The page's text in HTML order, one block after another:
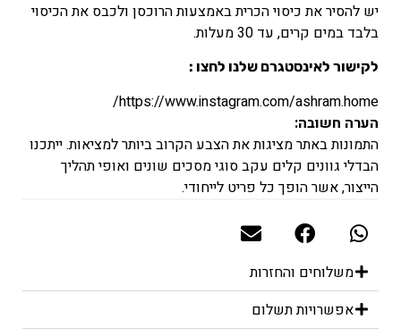
יש להסיר את כיסוי הכרית באמצעות הרוכסן ולכבס את הכיסוי
בלבד במים קרים, עד 30 מעלות.
לקישור לאינסטגרם שלנו לחצו :
https://www.instagram.com/ashram.home/
הערה חשובה:
התמונות באתר מציגות את הצבע הקרוב ביותר למציאות. ייתכנו
הבדלי גוונים קלים עקב סוגי מסכים שונים ואופי תהליך
הייצור, אשר הופך כל פריט לייחודי.
משלוחים והחזרות
אפשרויות תשלום